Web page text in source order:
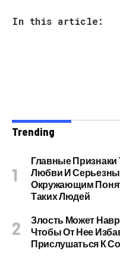
In this article:
Trending
Главные Признаки
Любви И
Окружающим
Таких Людей
Злость Может
Чтобы От Нее
Прислушаться К